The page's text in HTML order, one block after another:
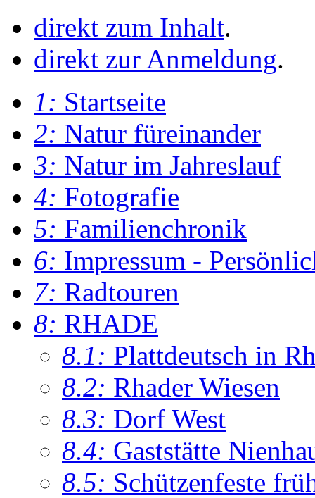
direkt zum Inhalt.
direkt zur Anmeldung.
1: Startseite
2: Natur füreinander
3: Natur im Jahreslauf
4: Fotografie
5: Familienchronik
6: Impressum -
7: Radtouren
8: RHADE
8.1: Plattdeutsch in
8.2: Rhader Wiesen
8.3: Dorf West
8.4: Gaststätte
8.5: Schützenfeste